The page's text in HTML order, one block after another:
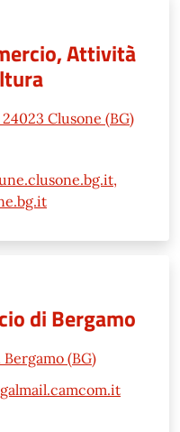
Attività
Clusone (BG)
di Bergamo
Bergamo (BG)